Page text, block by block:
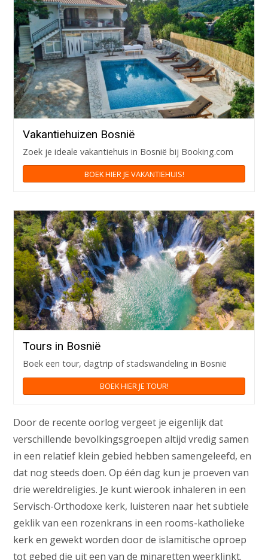
Vakantiehuizen Bosnië
Zoek je ideale vakantiehuis in Bosnië bij Booking.com
BOEK HIER JE VAKANTIEHUIS!
Tours in Bosnië
Boek een tour, dagtrip of stadswandeling in Bosnië
BOEK HIER JE TOUR!
Door de recente oorlog vergeet je eigenlijk dat
verschillende bevolkingsgroepen altijd vredig samen
in een relatief klein gebied hebben samengeleefd, en
dat nog steeds doen. Op één dag kun je proeven van
drie wereldreligies. Je kunt wierook inhaleren in een
Servisch-Orthodoxe kerk, luisteren naar het subtiele
geklik van een rozenkrans in een rooms-katholieke
kerk en gewekt worden door de islamitische oproep
tot gebed die uit een van de minaretten weerklinkt.